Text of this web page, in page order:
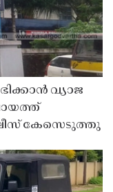
വ്യാജ
കേസെടുത്തു